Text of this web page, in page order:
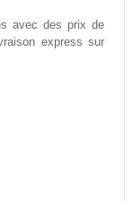
avec des prix de
express sur